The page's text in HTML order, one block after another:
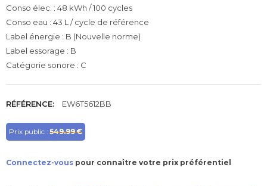
Conso élec. : 48 kWh / 100 cycles
Conso eau : 43 L / cycle de référence
Label énergie : B (Nouvelle norme)
Label essorage : B
Catégorie sonore : C
RÉFÉRENCE: EW6T5612BB
Prix public : 549.99 €
Connectez-vous pour connaître votre prix préférentiel